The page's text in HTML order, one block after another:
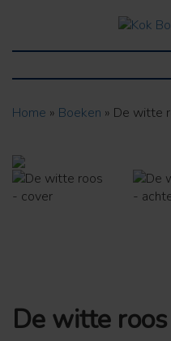
Home » Boeken » De witte
De witte roos